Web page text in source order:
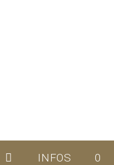
INFOS 0